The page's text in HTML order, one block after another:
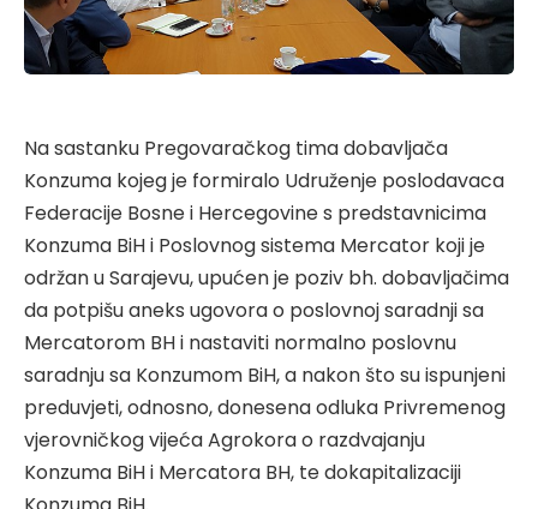
Na sastanku Pregovaračkog tima dobavljača
Konzuma kojeg je formiralo Udruženje poslodavaca
Federacije Bosne i Hercegovine s predstavnicima
Konzuma BiH i Poslovnog sistema Mercator koji je
održan u Sarajevu, upućen je poziv bh. dobavljačima
da potpišu aneks ugovora o poslovnoj saradnji sa
Mercatorom BH i nastaviti normalno poslovnu
saradnju sa Konzumom BiH, a nakon što su ispunjeni
preduvjeti, odnosno, donesena odluka Privremenog
vjerovničkog vijeća Agrokora o razdvajanju
Konzuma BiH i Mercatora BH, te dokapitalizaciji